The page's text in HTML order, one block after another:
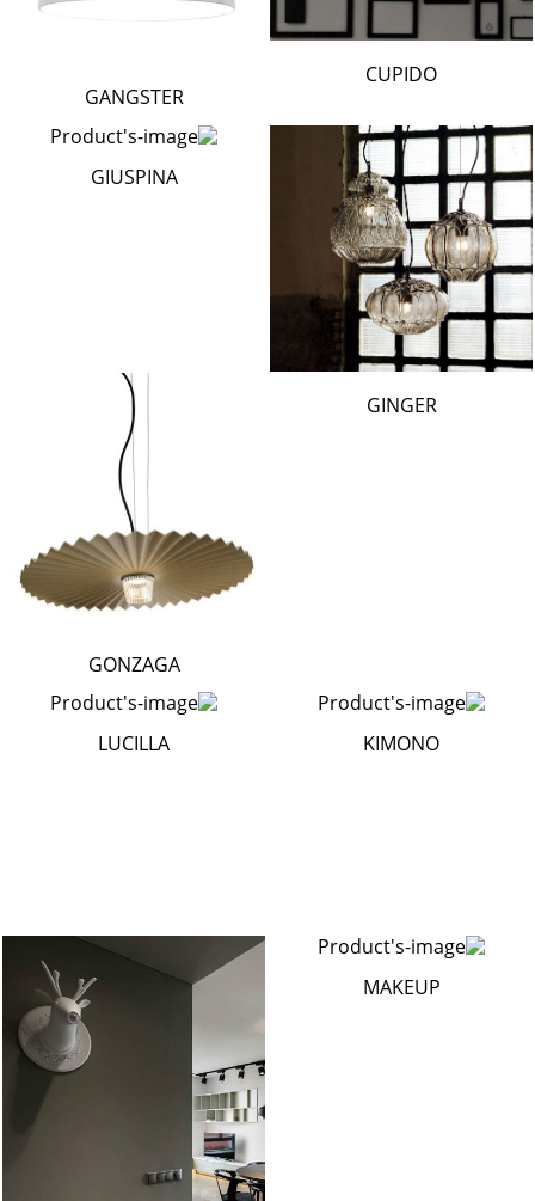
CUPIDO
GANGSTER
GINGER
GIUSPINA
GONZAGA
KIMONO
LUCILLA
MAKEUP